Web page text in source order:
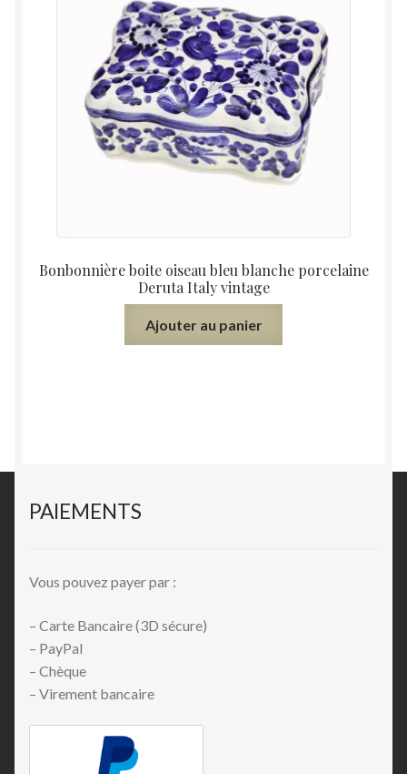
Bonbonnière boite oiseau bleu blanche porcelaine
Deruta Italy vintage
Ajouter au panier
PAIEMENTS
Vous pouvez payer par :
– Carte Bancaire (3D sécure)
– PayPal
– Chèque
– Virement bancaire